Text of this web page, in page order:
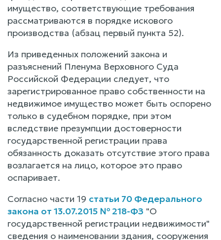
имущество, соответствующие требования
рассматриваются в порядке искового
производства (абзац первый пункта 52).
Из приведенных положений закона и
разъяснений Пленума Верховного Суда
Российской Федерации следует, что
зарегистрированное право собственности на
недвижимое имущество может быть оспорено
только в судебном порядке, при этом
вследствие презумпции достоверности
государственной регистрации права
обязанность доказать отсутствие этого права
возлагается на лицо, которое это право
оспаривает.
Согласно части 19 статьи 70 Федерального
закона от 13.07.2015 № 218-ФЗ "О
государственной регистрации недвижимости"
сведения о наименовании здания, сооружения